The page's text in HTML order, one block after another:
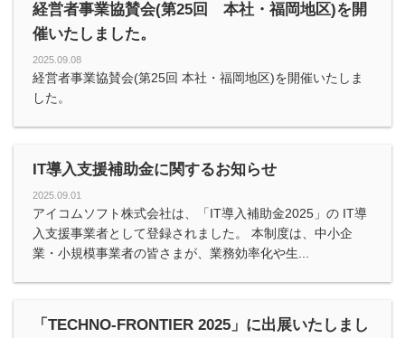
経営者事業協賛会(第25回 本社・福岡地区)を開
催いたしました。
2025.09.08
経営者事業協賛会(第25回 本社・福岡地区)を開催いたしま
した。
IT導入支援補助金に関するお知らせ
2025.09.01
アイコムソフト株式会社は、「IT導入補助金2025」の IT導
入支援事業者として登録されました。 本制度は、中小企
業・小規模事業者の皆さまが、業務効率化や生...
「TECHNO-FRONTIER 2025」に出展いたしまし